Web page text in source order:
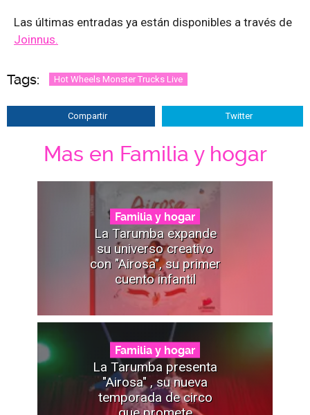
Las últimas entradas ya están disponibles a través de
Joinnus.
Tags: Hot Wheels Monster Trucks Live
Compartir Twitter
Mas en Familia y hogar
Familia y hogar
La Tarumba expande
su universo creativo
con "Airosa", su primer
cuento infantil
Familia y hogar
La Tarumba presenta
"Airosa" , su nueva
temporada de circo